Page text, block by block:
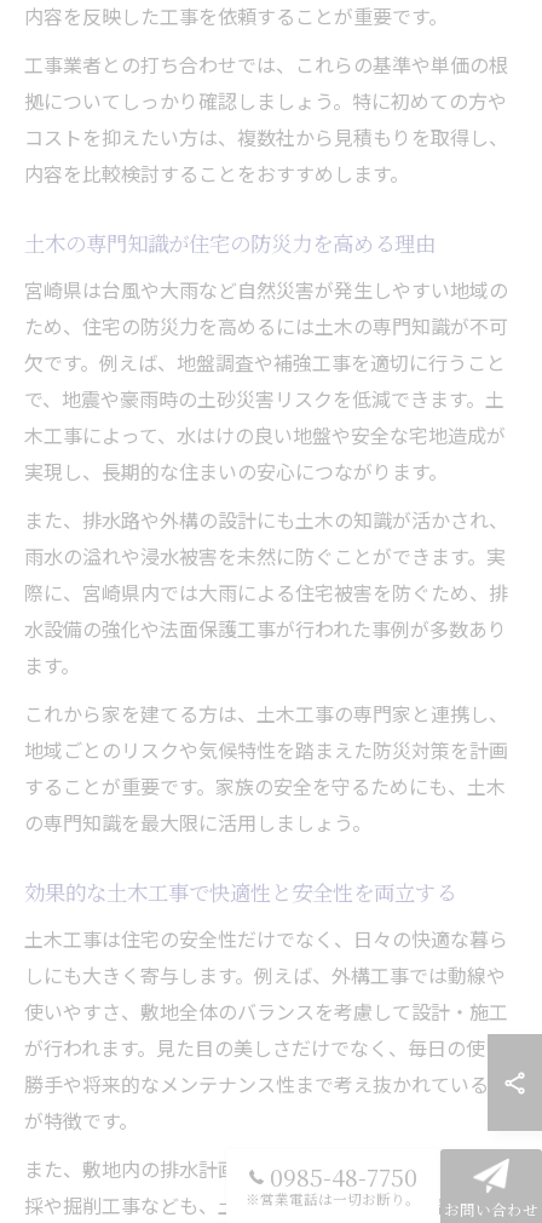
内容を反映した工事を依頼することが重要です。
工事業者との打ち合わせでは、これらの基準や単価の根
拠についてしっかり確認しましょう。特に初めての方や
コストを抑えたい方は、複数社から見積もりを取得し、
内容を比較検討することをおすすめします。
土木の専門知識が住宅の防災力を高める理由
宮崎県は台風や大雨など自然災害が発生しやすい地域の
ため、住宅の防災力を高めるには土木の専門知識が不可
欠です。例えば、地盤調査や補強工事を適切に行うこと
で、地震や豪雨時の土砂災害リスクを低減できます。土
木工事によって、水はけの良い地盤や安全な宅地造成が
実現し、長期的な住まいの安心につながります。
また、排水路や外構の設計にも土木の知識が活かされ、
雨水の溢れや浸水被害を未然に防ぐことができます。実
際に、宮崎県内では大雨による住宅被害を防ぐため、排
水設備の強化や法面保護工事が行われた事例が多数あり
ます。
これから家を建てる方は、土木工事の専門家と連携し、
地域ごとのリスクや気候特性を踏まえた防災対策を計画
することが重要です。家族の安全を守るためにも、土木
の専門知識を最大限に活用しましょう。
効果的な土木工事で快適性と安全性を両立する
土木工事は住宅の安全性だけでなく、日々の快適な暮ら
しにも大きく寄与します。例えば、外構工事では動線や
使いやすさ、敷地全体のバランスを考慮して設計・施工
が行われます。見た目の美しさだけでなく、毎日の使い
勝手や将来的なメンテナンス性まで考え抜かれているの
が特徴です。
また、敷地内の排水計画や駐車場の舗装・造成、樹木伐
採や掘削工事なども、土木の知識が活かされる部分で
0985-48-7750
※営業電話は一切お断り。 お問い合わせ